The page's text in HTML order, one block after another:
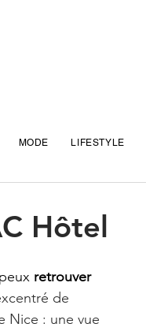
Hôtel
retrouver
de
Nice : une vue
MODE LIFESTYLE